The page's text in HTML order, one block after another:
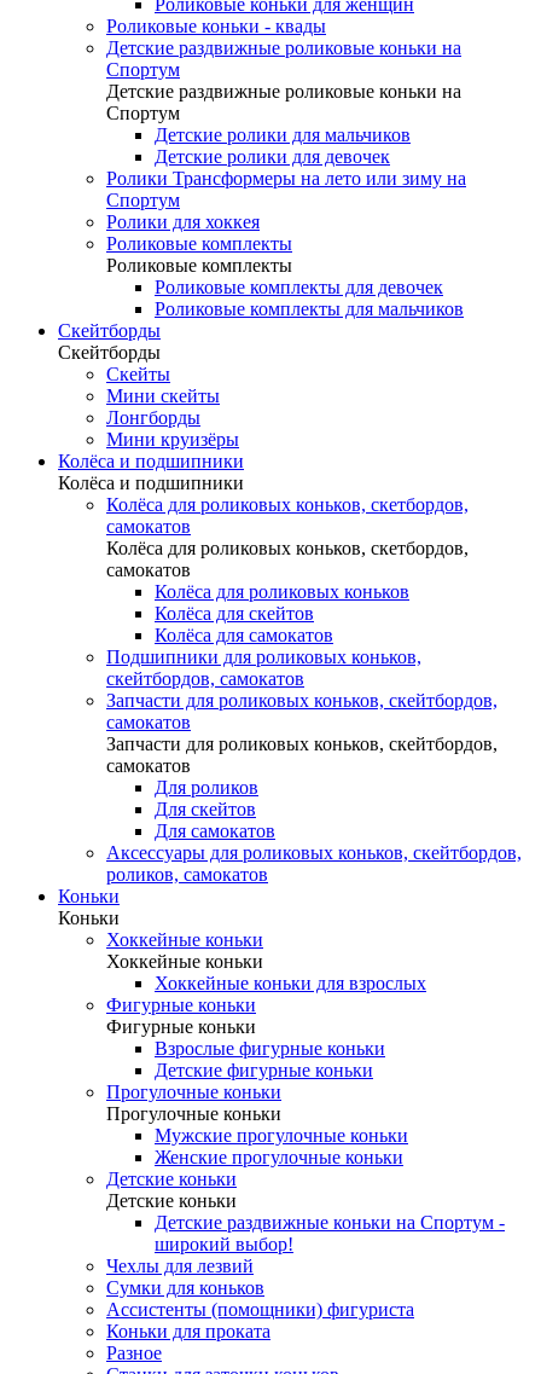
Роликовые коньки для женщин
Роликовые коньки - квады
Детские раздвижные роликовые коньки на
Спортум
Детские раздвижные роликовые коньки на
Спортум
Детские ролики для мальчиков
Детские ролики для девочек
Ролики Трансформеры на лето или зиму на
Спортум
Ролики для хоккея
Роликовые комплекты
Роликовые комплекты
Роликовые комплекты для девочек
Роликовые комплекты для мальчиков
Скейтборды
Скейтборды
Скейты
Мини скейты
Лонгборды
Мини круизёры
Колёса и подшипники
Колёса и подшипники
Колёса для роликовых коньков, скетбордов,
самокатов
Колёса для роликовых коньков, скетбордов,
самокатов
Колёса для роликовых коньков
Колёса для скейтов
Колёса для самокатов
Подшипники для роликовых коньков,
скейтбордов, самокатов
Запчасти для роликовых коньков, скейтбордов,
самокатов
Запчасти для роликовых коньков, скейтбордов,
самокатов
Для роликов
Для скейтов
Для самокатов
Аксессуары для роликовых коньков, скейтбордов,
роликов, самокатов
Коньки
Коньки
Хоккейные коньки
Хоккейные коньки
Хоккейные коньки для взрослых
Фигурные коньки
Фигурные коньки
Взрослые фигурные коньки
Детские фигурные коньки
Прогулочные коньки
Прогулочные коньки
Мужские прогулочные коньки
Женские прогулочные коньки
Детские коньки
Детские коньки
Детские раздвижные коньки на Спортум -
широкий выбор!
Чехлы для лезвий
Сумки для коньков
Ассистенты (помощники) фигуриста
Коньки для проката
Разное